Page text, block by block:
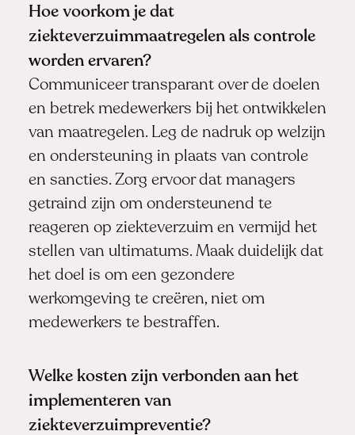
Hoe voorkom je dat
ziekteverzuimmaatregelen als controle
worden ervaren?
Communiceer transparant over de doelen
en betrek medewerkers bij het ontwikkelen
van maatregelen. Leg de nadruk op welzijn
en ondersteuning in plaats van controle
en sancties. Zorg ervoor dat managers
getraind zijn om ondersteunend te
reageren op ziekteverzuim en vermijd het
stellen van ultimatums. Maak duidelijk dat
het doel is om een gezondere
werkomgeving te creëren, niet om
medewerkers te bestraffen.
Welke kosten zijn verbonden aan het
implementeren van
ziekteverzuimpreventie?